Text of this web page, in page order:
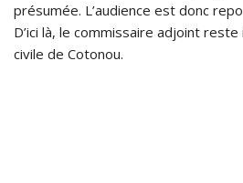
présumée. L’audience est donc
D’ici là, le commissaire adjoint
civile de Cotonou.